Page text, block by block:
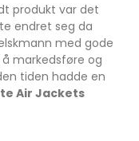
produkt var det
endret seg da
med gode
markedsføre og
tiden hadde en
Air Jackets